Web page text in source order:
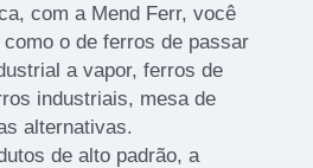
com a Mend Ferr, você
o de ferros de passar
a vapor, ferros de
industriais, mesa de
alternativas.
de alto padrão, a